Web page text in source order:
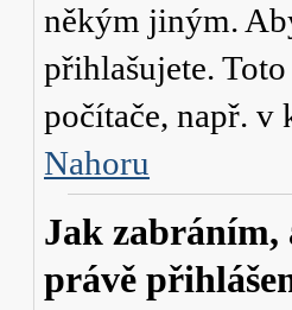
někým jiným.
přihlašujete.
počítače, např. v
Nahoru
Jak zabráním,
právě